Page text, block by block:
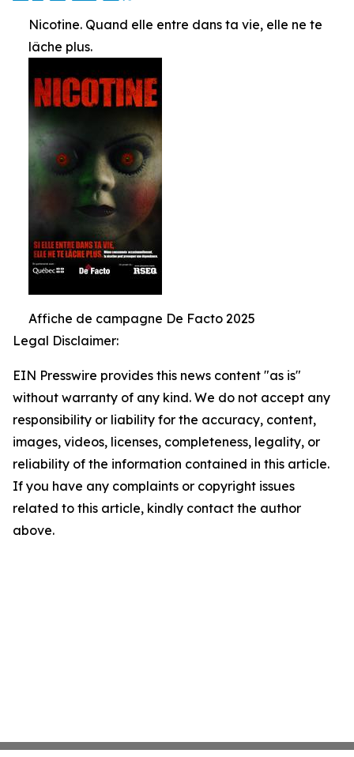
Nicotine. Quand elle entre dans ta vie, elle ne te
lâche plus.
Affiche de campagne De Facto 2025
Legal Disclaimer:
EIN Presswire provides this news content "as is"
without warranty of any kind. We do not accept any
responsibility or liability for the accuracy, content,
images, videos, licenses, completeness, legality, or
reliability of the information contained in this article.
If you have any complaints or copyright issues
related to this article, kindly contact the author
above.